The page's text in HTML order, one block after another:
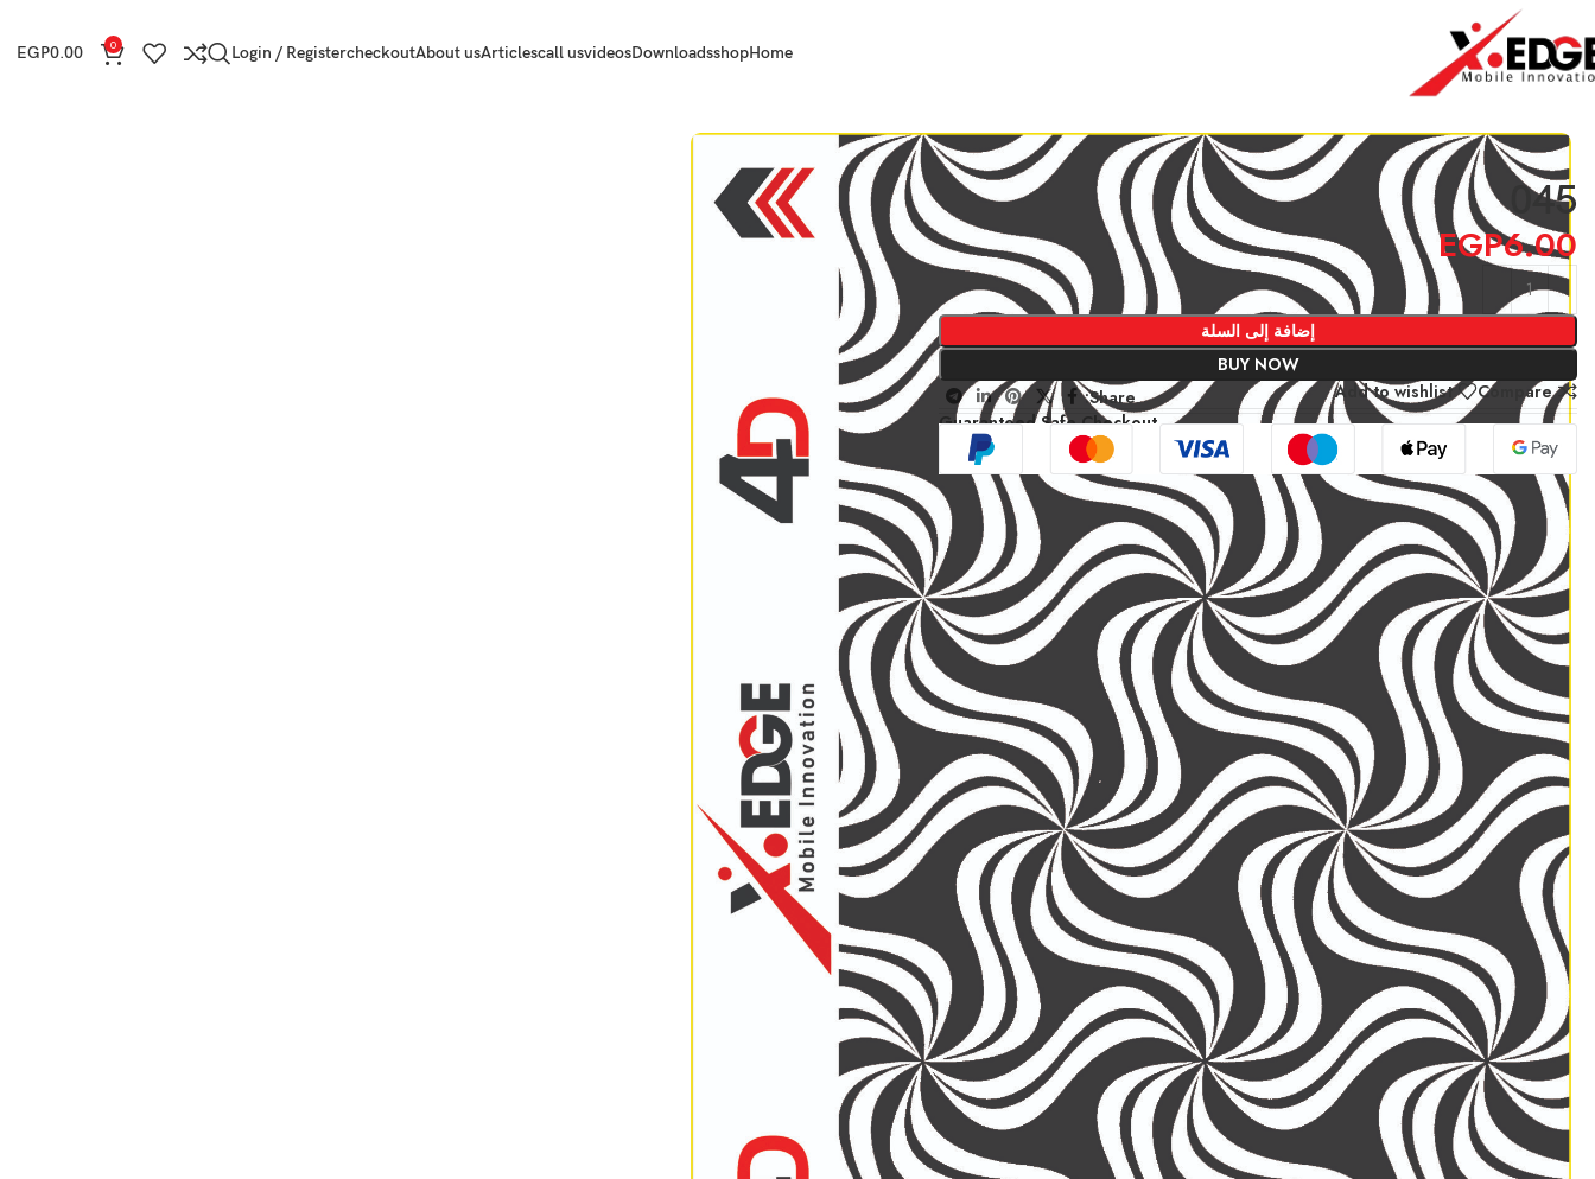
Home
shop
Downloads
videos
call us
Articles
About us
checkout
Login / Register
0
EGP0.00
الرئيسية 3D white and black
045
EGP6.00
إضافة إلى السلة
BUY NOW
Compare
Add to wishlist
Share:
Guaranteed Safe Checkout